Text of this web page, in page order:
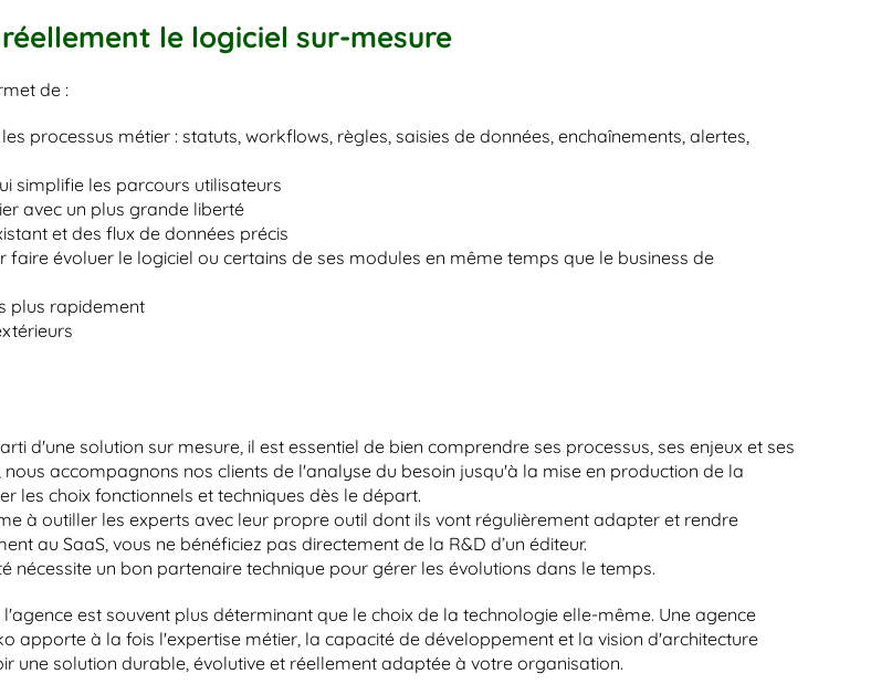
le logiciel sur-mesure
de :
processus métier : statuts, workflows, règles, saisies de données, enchaînements, alertes,
simplifie les parcours utilisateurs
avec un plus grande liberté
et des flux de données précis
faire évoluer le logiciel ou certains de ses modules en même temps que le business de
plus rapidement
d'une solution sur mesure, il est essentiel de bien comprendre ses processus, ses enjeux et ses
nous accompagnons nos clients de l'analyse du besoin jusqu'à la mise en production de la
les choix fonctionnels et techniques dès le départ.
à outiller les experts avec leur propre outil dont ils vont régulièrement adapter et rendre
au SaaS, vous ne bénéficiez pas directement de la R&D d’un éditeur.
nécessite un bon partenaire technique pour gérer les évolutions dans le temps.
est souvent plus déterminant que le choix de la technologie elle-même. Une agence
apporte à la fois l'expertise métier, la capacité de développement et la vision d'architecture
une solution durable, évolutive et réellement adaptée à votre organisation.